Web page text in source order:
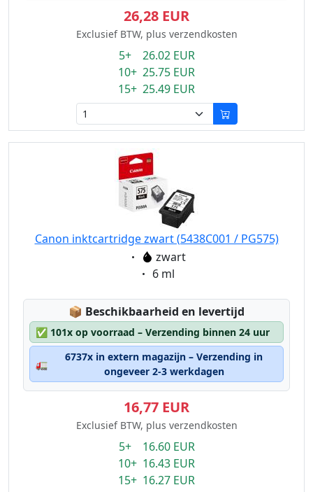
26,28 EUR
Exclusief BTW, plus verzendkosten
5+ 26.02 EUR
10+ 25.75 EUR
15+ 25.49 EUR
Canon inktcartridge zwart (5438C001 / PG575)
Eigenschaft:
zwart
Eigenschaft:
6 ml
📦 Lagerstatus:
Beschikbaarheid en levertijd
✅ 101x op voorraad – Verzending binnen 24 uur
🚛
6737x in extern magazijn – Verzending in
ongeveer 2-3 werkdagen
16,77 EUR
Exclusief BTW, plus verzendkosten
5+ 16.60 EUR
10+ 16.43 EUR
15+ 16.27 EUR